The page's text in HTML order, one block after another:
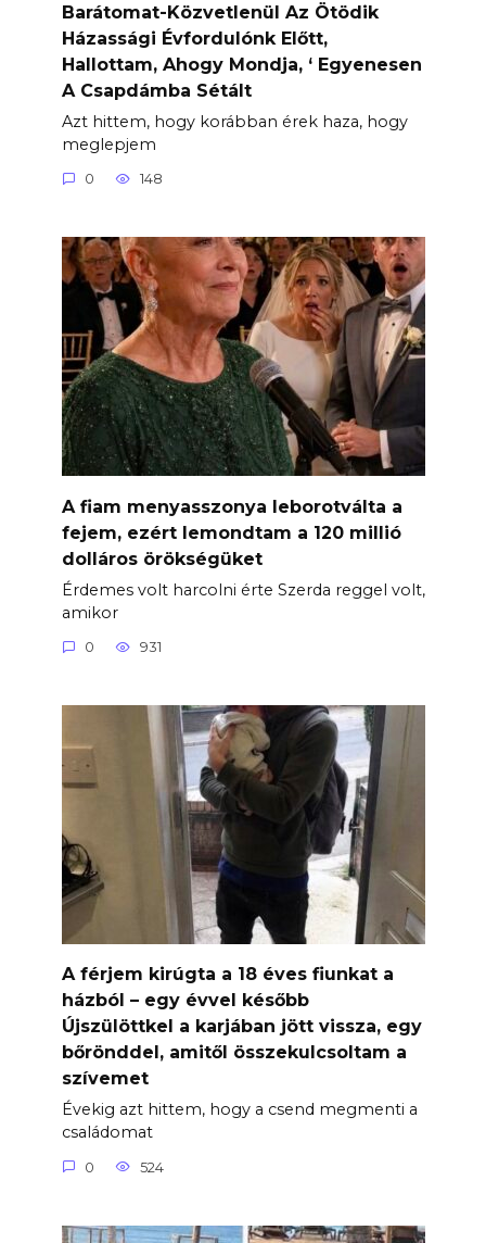
Barátomat-Közvetlenül Az Ötödik
Házassági Évfordulónk Előtt,
Hallottam, Ahogy Mondja, ‘ Egyenesen
A Csapdámba Sétált
Azt hittem, hogy korábban érek haza, hogy
meglepjem
0 148
A fiam menyasszonya leborotválta a
fejem, ezért lemondtam a 120 millió
dolláros örökségüket
Érdemes volt harcolni érte Szerda reggel volt,
amikor
0 931
A férjem kirúgta a 18 éves fiunkat a
házból – egy évvel később
Újszülöttkel a karjában jött vissza, egy
bőrönddel, amitől összekulcsoltam a
szívemet
Évekig azt hittem, hogy a csend megmenti a
családomat
0 524